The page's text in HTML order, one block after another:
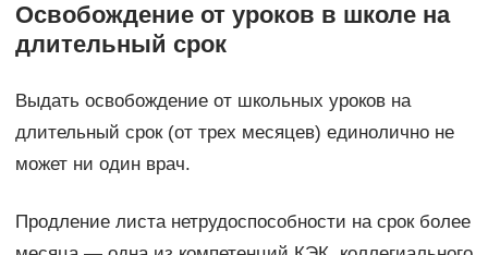
Освобождение от уроков в школе на
длительный срок
Выдать освобождение от школьных уроков на
длительный срок (от трех месяцев) единолично не
может ни один врач.
Продление листа нетрудоспособности на срок более